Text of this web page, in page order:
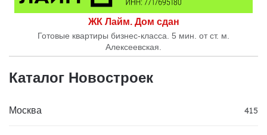
ЖК Лайм. Дом сдан
Готовые квартиры бизнес-класса. 5 мин. от ст. м.
Алексеевская.
Каталог Новостроек
Москва 415